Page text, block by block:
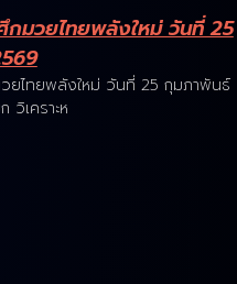
มวยไทยพลังใหม่ วันที่ 25
ยไทยพลังใหม่ วันที่ 25 กุมภาพันธ์
เคราะห